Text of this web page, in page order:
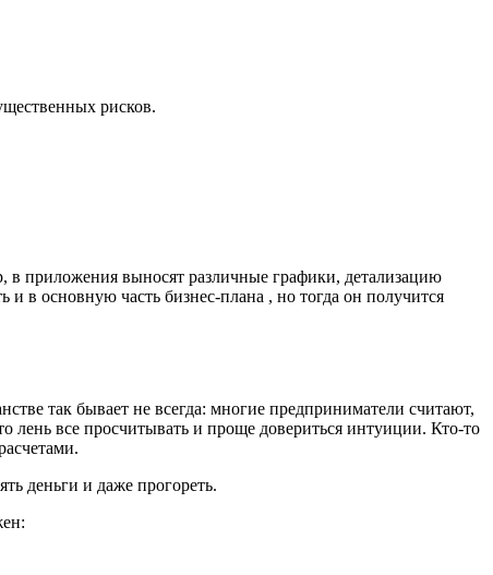
рисков.
приложения выносят различные графики, детализацию
в основную часть бизнес-плана , но тогда он получится
так бывает не всегда: многие предприниматели считают,
лень все просчитывать и проще довериться интуиции. Кто-то
деньги и даже прогореть.